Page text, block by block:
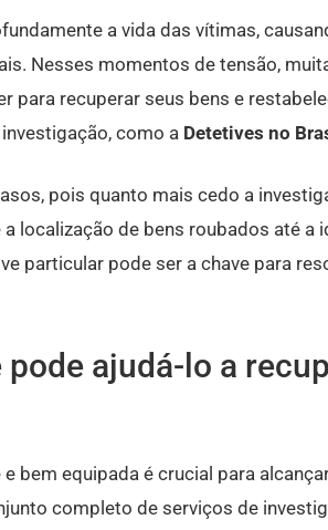
a vida das vítimas,
Nesses momentos de tensão,
para recuperar seus bens e
como a Detetives no
pois quanto mais cedo a
localização de bens roubados até a
particular pode ser a chave para
ajudá-lo a
bem equipada é crucial para
completo de serviços de